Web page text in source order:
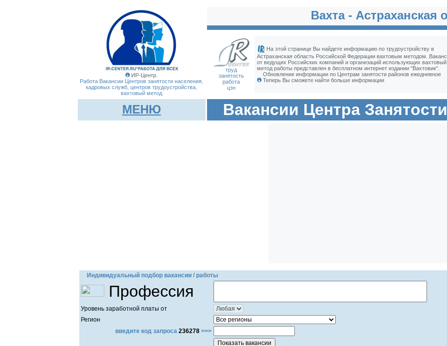
ИР-Центр.
Работа Вакансии Центров занятости населения,
кадровых служб, центров трудоустройства,
вахтовый метод
Вахта - Астраханская
труд
занятость
работа
цзн
На этой странице Вы найдете информацию по трудоустройству в
Астраханская область Российской Федерации вахтовым методом.
от ведущих Российских компаний и организаций использующих вахтовый
метод работы представлен в бесплатном интернет издании "Вахтовик".
Обновление информации по Центрам занятости районов ежедневное
Теперь Вы сможете найти больше информации
МЕНЮ Вакансии Центра Занятости
Индивидуальный подбор вакансии / работы
Профессия
Уровень заработной платы от
Регион
введите код запроса 236278 >>>